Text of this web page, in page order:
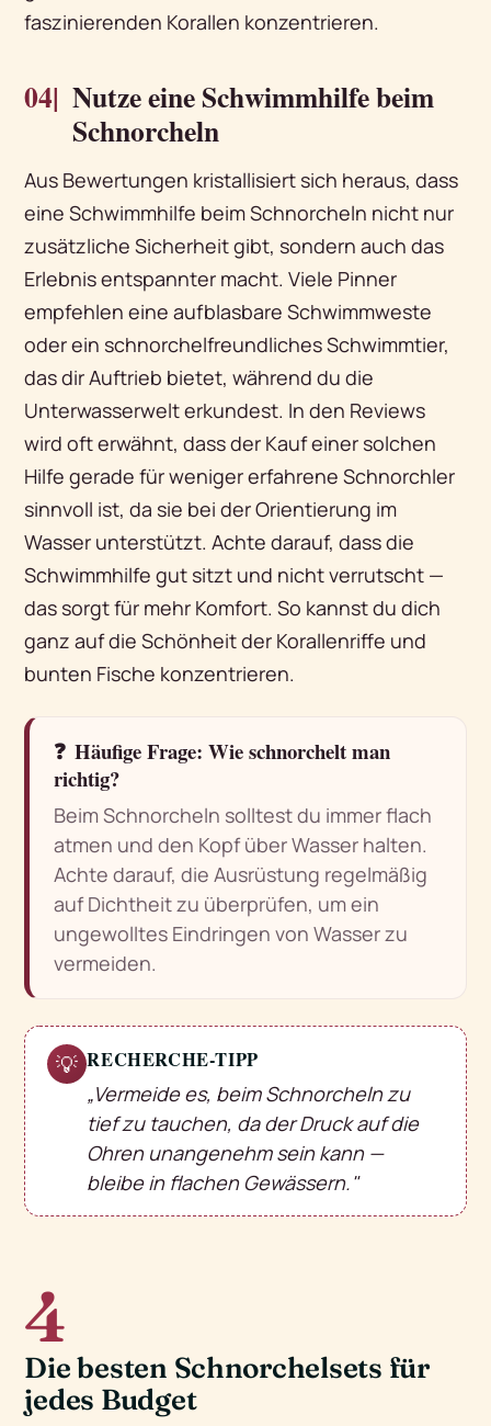
faszinierenden Korallen konzentrieren.
04| Nutze eine Schwimmhilfe beim
Schnorcheln
Aus Bewertungen kristallisiert sich heraus, dass
eine Schwimmhilfe beim Schnorcheln nicht nur
zusätzliche Sicherheit gibt, sondern auch das
Erlebnis entspannter macht. Viele Pinner
empfehlen eine aufblasbare Schwimmweste
oder ein schnorchelfreundliches Schwimmtier,
das dir Auftrieb bietet, während du die
Unterwasserwelt erkundest. In den Reviews
wird oft erwähnt, dass der Kauf einer solchen
Hilfe gerade für weniger erfahrene Schnorchler
sinnvoll ist, da sie bei der Orientierung im
Wasser unterstützt. Achte darauf, dass die
Schwimmhilfe gut sitzt und nicht verrutscht —
das sorgt für mehr Komfort. So kannst du dich
ganz auf die Schönheit der Korallenriffe und
bunten Fische konzentrieren.
❓ Häufige Frage: Wie schnorchelt man
richtig?
Beim Schnorcheln solltest du immer flach
atmen und den Kopf über Wasser halten.
Achte darauf, die Ausrüstung regelmäßig
auf Dichtheit zu überprüfen, um ein
ungewolltes Eindringen von Wasser zu
vermeiden.
💡 RECHERCHE-TIPP
„Vermeide es, beim Schnorcheln zu
tief zu tauchen, da der Druck auf die
Ohren unangenehm sein kann —
bleibe in flachen Gewässern."
4
Die besten Schnorchelsets für
jedes Budget